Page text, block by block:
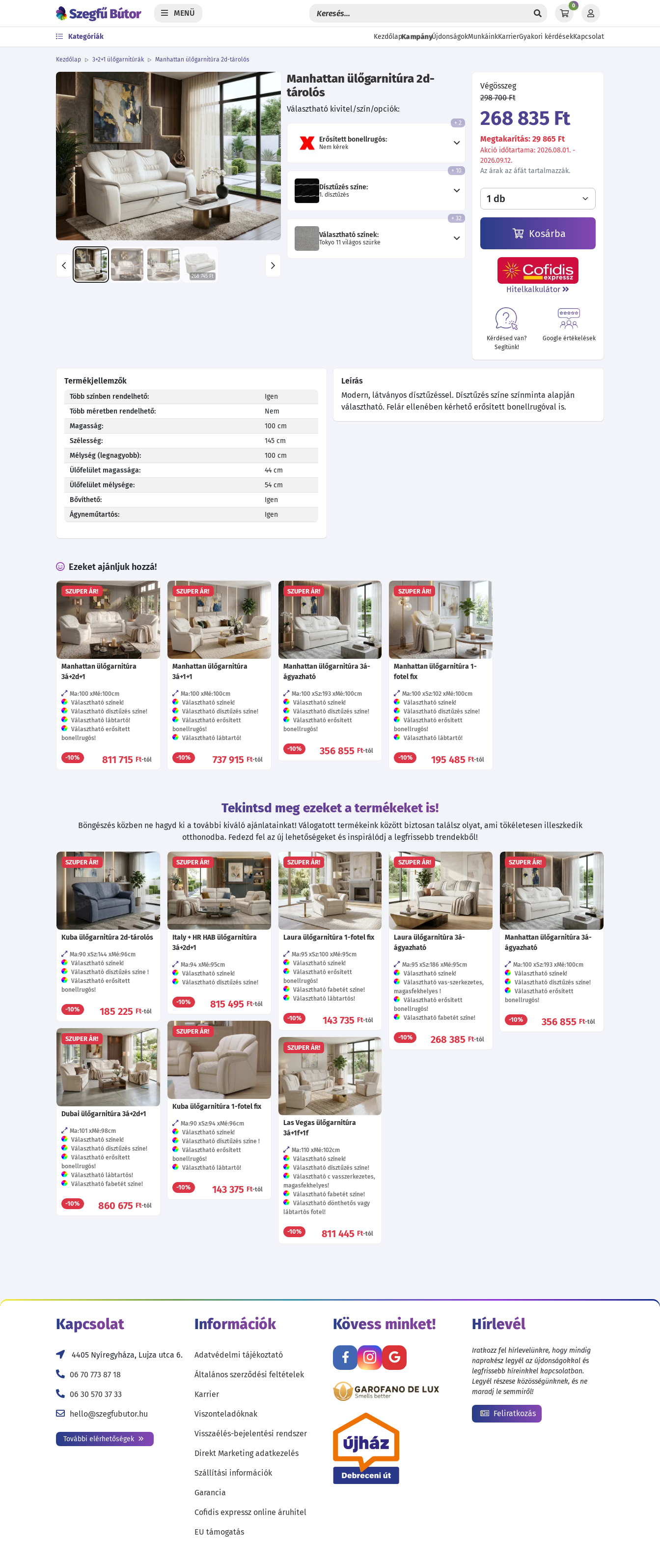
MENÜ
0
Kategóriák KezdőlapKampányÚjdonságokMunkáinkKarrierGyakori kérdésekKapcsolat
Kezdőlap 3+2+1 ülőgarnitúrák Manhattan ülőgarnitúra 2d-tárolós
Előző Következő
268 745 Ft
Manhattan ülőgarnitúra 2d-
tárolós
Választható kivitel/szín/opciók:
Erősített bonellrugós:
Nem kérek
+ 2
Dísztűzés színe:
1. dísztűzés
+ 10
Választható színek:
Tokyo 11 világos szürke
+ 32
Végösszeg
298 700 Ft
268 835 Ft
Megtakarítás: 29 865 Ft
Akció időtartama: 2026.08.01. -
2026.09.12.
Az árak az áfát tartalmazzák.
Kosárba
Hitelkalkulátor
Kérdésed van?
Segítünk!
Google értékelések
Termékjellemzők
Több színben rendelhető:
Igen
Több méretben rendelhető:
Nem
Magasság:
100 cm
Szélesség:
145 cm
Mélység (legnagyobb):
100 cm
Ülőfelület magassága:
44 cm
Ülőfelület mélysége:
54 cm
Bővíthető:
Igen
Ágyneműtartós:
Igen
Leírás
Modern, látványos dísztűzéssel. Dísztűzés színe színminta alapján
választható. Felár ellenében kérhető erősített bonellrugóval is.
Ezeket ajánljuk hozzá!
SZUPER ÁR!
Manhattan ülőgarnitúra
3á+2d+1
Ma:100 Mé:100cm
Választható színek!
Választható dísztűzés színe!
Választható lábtartó!
Választható erősített
bonellrugós!
-10% 811 715 Ft-tól
SZUPER ÁR!
Manhattan ülőgarnitúra
3á+1+1
Ma:100 Mé:100cm
Választható színek!
Választható dísztűzés színe!
Választható erősített
bonellrugós!
Választható lábtartó!
-10% 737 915 Ft-tól
SZUPER ÁR!
Manhattan ülőgarnitúra 3á-
ágyazható
Ma:100 Sz:193 Mé:100cm
Választható színek!
Választható dísztűzés színe!
Választható erősített
bonellrugós!
-10% 356 855 Ft-tól
SZUPER ÁR!
Manhattan ülőgarnitúra 1-
fotel fix
Ma:100 Sz:102 Mé:100cm
Választható színek!
Választható dísztűzés színe!
Választható erősített
bonellrugós!
Választható lábtartó!
-10% 195 485 Ft-tól
Tekintsd meg ezeket a termékeket is!
Böngészés közben ne hagyd ki a további kiváló ajánlatainkat! Válogatott termékeink között biztosan találsz olyat, ami tökéletesen illeszkedik
otthonodba. Fedezd fel az új lehetőségeket és inspirálódj a legfrissebb trendekből!
SZUPER ÁR!
Kuba ülőgarnitúra 2d-tárolós
Ma:90 Sz:144 Mé:96cm
Választható színek!
Választható dísztűzés színe !
Választható erősített
bonellrugós!
-10% 185 225 Ft-tól
SZUPER ÁR!
Italy + HR HAB ülőgarnitúra
3á+2d+1
Ma:94 Mé:95cm
Választható színek!
Választható dísztűzés színe!
-10% 815 495 Ft-tól
SZUPER ÁR!
Laura ülőgarnitúra 1-fotel fix
Ma:95 Sz:100 Mé:95cm
Választható színek!
Választható erősített
bonellrugós!
Választható fabetét színe!
Választható lábtartós!
-10% 143 735 Ft-tól
SZUPER ÁR!
Laura ülőgarnitúra 3á-
ágyazható
Ma:95 Sz:186 Mé:95cm
Választható színek!
Választható vas-szerkezetes,
magasfekhelyes !
Választható erősített
bonellrugós!
Választható fabetét színe!
-10% 268 385 Ft-tól
SZUPER ÁR!
Manhattan ülőgarnitúra 3á-
ágyazható
Ma:100 Sz:193 Mé:100cm
Választható színek!
Választható dísztűzés színe!
Választható erősített
bonellrugós!
-10% 356 855 Ft-tól
SZUPER ÁR!
Kuba ülőgarnitúra 1-fotel fix
Ma:90 Sz:94 Mé:96cm
Választható színek!
Választható dísztűzés színe !
Választható erősített
bonellrugós!
Választható lábtartó!
-10% 143 375 Ft-tól
SZUPER ÁR!
Dubai ülőgarnitúra 3á+2d+1
Ma:101 Mé:98cm
Választható színek!
Választható dísztűzés színe!
Választható erősített
bonellrugós!
Választható lábtartós!
Választható fabetét színe!
-10% 860 675 Ft-tól
SZUPER ÁR!
Las Vegas ülőgarnitúra
3á+1f+1f
Ma:110 Mé:102cm
Választható színek!
Választható dísztűzés színe!
Választható c vasszerkezetes,
magasfekhelyes!
Választható fabetét színe!
Választható dönthetős vagy
lábtartós fotel!
-10% 811 445 Ft-tól
Kapcsolat
4405 Nyíregyháza, Lujza utca 6.
06 70 773 87 18
06 30 570 37 33
hello@szegfubutor.hu
További elérhetőségek
Információk
Adatvédelmi tájékoztató
Általános szerződési feltételek
Karrier
Viszonteladóknak
Visszaélés-bejelentési rendszer
Direkt Marketing adatkezelés
Szállítási információk
Garancia
Cofidis expressz online áruhitel
EU támogatás
Kövess minket! Hírlevél
Iratkozz fel hírlevelünkre, hogy mindig
naprakész legyél az újdonságokkal és
legfrissebb híreinkkel kapcsolatban.
Legyél részese közösségünknek, és ne
maradj le semmiről!
Feliratkozás